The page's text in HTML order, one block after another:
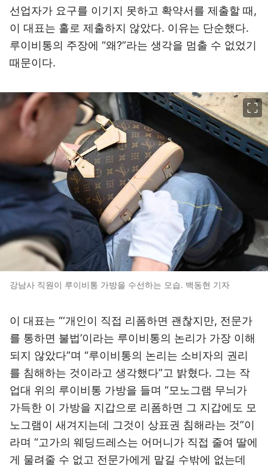
선업자가 요구를 이기지 못하고 확약서를 제출할 때,
이 대표는 홀로 제출하지 않았다. 이유는 단순했다.
루이비통의 주장에 “왜?”라는 생각을 멈출 수 없었기
때문이다.
강남사 직원이 루이비통 가방을 수선하는 모습. 백동현 기자
이 대표는 “‘개인이 직접 리폼하면 괜찮지만, 전문가
를 통하면 불법’이라는 루이비통의 논리가 가장 이해
되지 않았다”며 “루이비통의 논리는 소비자의 권리
를 침해하는 것이라고 생각했다”고 밝혔다. 그는 작
업대 위의 루이비통 가방을 들며 “모노그램 무늬가
가득한 이 가방을 지갑으로 리폼하면 그 지갑에도 모
노그램이 새겨지는데 그것이 상표권 침해라는 것”이
라며 “고가의 웨딩드레스는 어머니가 직접 줄여 딸에
게 물려줄 수 없고 전문가에게 맡길 수밖에 없는데